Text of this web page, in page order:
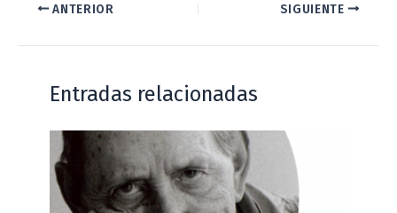
ANTERIOR SIGUIENTE
Entradas relacionadas